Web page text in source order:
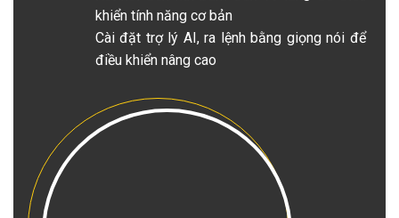
khiển tính năng cơ bản
Cài đặt trợ lý AI, ra lệnh bằng giọng nói để
điều khiển nâng cao